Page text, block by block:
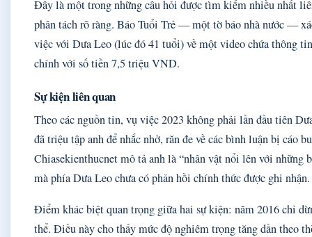
Đây là một trong những câu hỏi được tìm kiếm nhiều nhất
phân tách rõ ràng. Báo Tuổi Trẻ — một tờ báo nhà nước —
việc với Dưa Leo (lúc đó 41 tuổi) về một video chứa thông
chính với số tiền 7,5 triệu VND.
Sự kiện liên quan
Theo các nguồn tin, vụ việc 2023 không phải lần đầu tiên
đã triệu tập anh để nhắc nhở, răn đe về các bình luận bị cáo
Chiasekienthucnet mô tả anh là “nhân vật nổi lên với
mà phía Dưa Leo chưa có phản hồi chính thức được ghi nhận.
Điểm khác biệt quan trọng giữa hai sự kiện: năm 2016 chỉ
thể. Điều này cho thấy mức độ nghiêm trọng tăng dần theo